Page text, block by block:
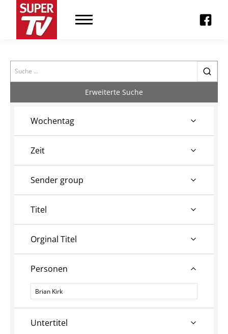
Search
Erweiterte Suche
Wochentag
Zeit
Sender group
Titel
Orginal Titel
Personen
Personen
Untertitel